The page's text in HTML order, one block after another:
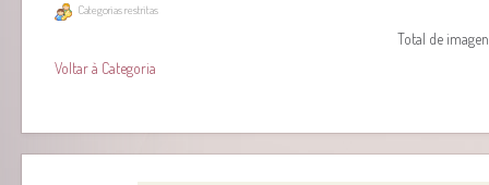
Categorias restritas
Total de
Voltar à Categoria